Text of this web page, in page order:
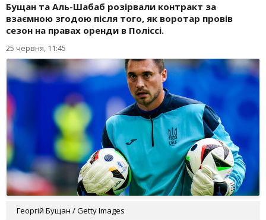
Бущан та Аль-Шабаб розірвали контракт за
взаємною згодою після того, як воротар провів
сезон на правах оренди в Поліссі.
25 червня, 11:45
Георгій Бущан / Getty Images